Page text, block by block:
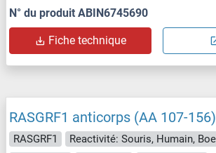
N° du produit ABIN6745690
Fiche technique
RASGRF1 anticorps (AA 107-156)
RASGRF1